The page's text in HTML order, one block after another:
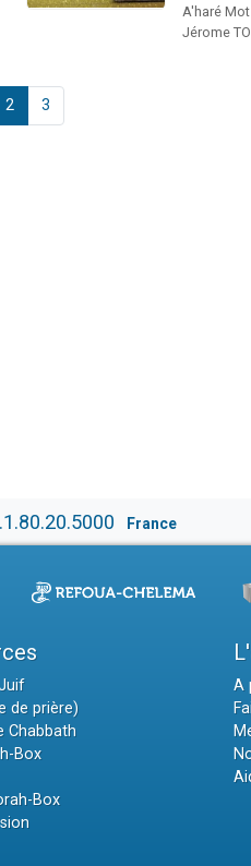
A'haré Mot
Jérome
2 3
France
de prière)
Chabbath
Box
Box
A